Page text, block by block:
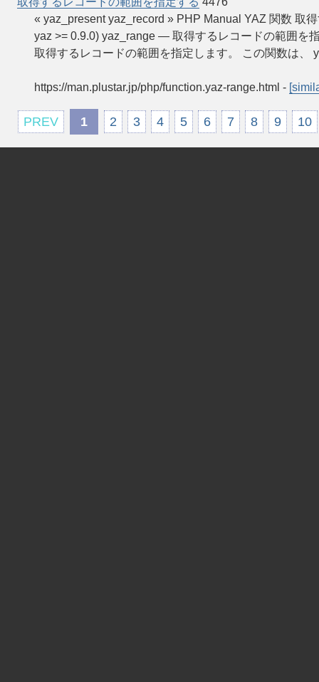
« yaz_present yaz_record » PHP Manual YAZ 関数 取
yaz >= 0.9.0) yaz_range — 取得するレコードの範囲を
取得するレコードの範囲を指定します。 この関数は、
https://man.plustar.jp/php/function.yaz-range.html -
PREV 1 2 3 4 5 6 7 8 9 10